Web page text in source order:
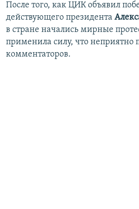
После того, как ЦИК объявил
действующего президента
в стране начались мирные
применила силу, что неприятно
комментаторов.